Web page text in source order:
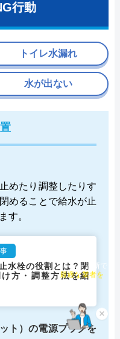
行動
めたり調整したりす
めることで給水が止
す。
水栓の役割とは？閉
方・調整方法を紹
ト）の電源プラグを
トイレ水漏れ
水が出ない
×
チャット診断で
最適な業者を